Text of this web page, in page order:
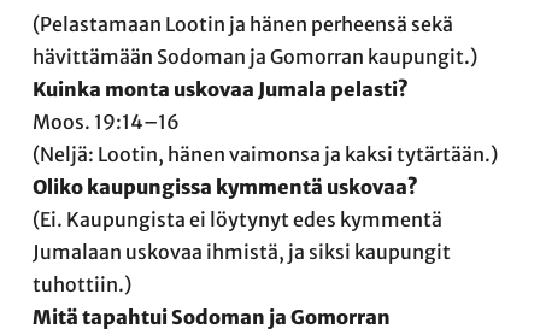
(Pelastamaan Lootin ja hänen perheensä sekä
hävittämään Sodoman ja Gomorran kaupungit.)
Kuinka monta uskovaa Jumala pelasti?
Moos. 19:14–16
(Neljä: Lootin, hänen vaimonsa ja kaksi tytärtään.)
Oliko kaupungissa kymmentä uskovaa?
(Ei. Kaupungista ei löytynyt edes kymmentä
Jumalaan uskovaa ihmistä, ja siksi kaupungit
tuhottiin.)
Mitä tapahtui Sodoman ja Gomorran